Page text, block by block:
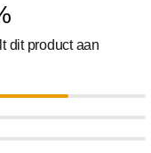
dit product aan